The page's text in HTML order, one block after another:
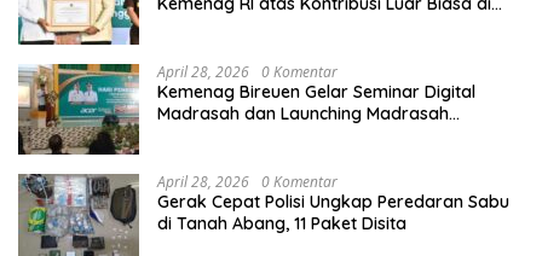
April 28, 2026 0 Komentar
Kemenag Bireuen Gelar Seminar Digital
Madrasah dan Launching Madrasah
April 28, 2026 0 Komentar
Gerak Cepat Polisi Ungkap Peredaran Sabu
di Tanah Abang, 11 Paket Disita